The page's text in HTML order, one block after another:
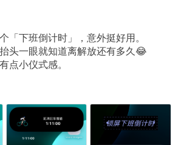
「下班倒计时」，意外挺好用。
头一眼就知道离解放还有多久😂
点小仪式感。